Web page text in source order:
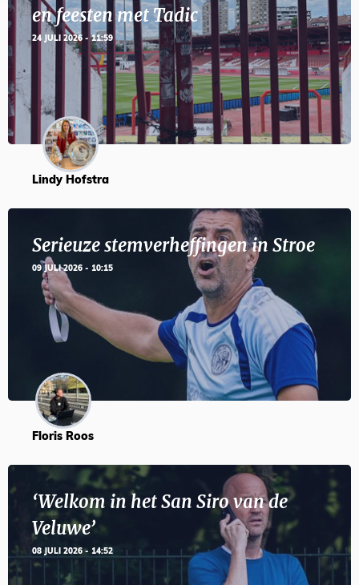
en feesten met Tadic
24 JULI 2026 - 11:59
Lindy Hofstra
Serieuze stemverheffingen in Stroe
09 JULI 2026 - 10:15
Floris Roos
‘Welkom in het San Siro van de
Veluwe’
08 JULI 2026 - 14:52